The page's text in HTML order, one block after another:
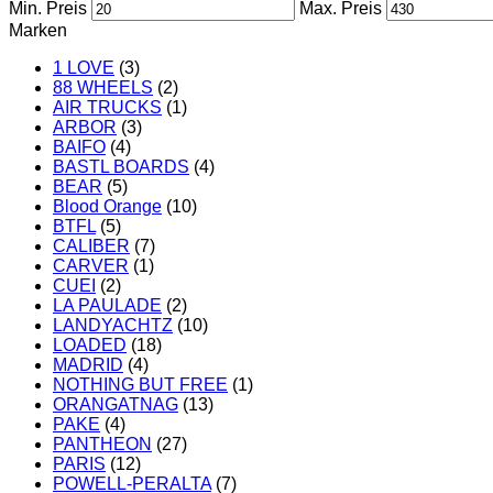
Min. Preis
Max. Preis
Marken
1 LOVE (3)
88 WHEELS (2)
AIR TRUCKS (1)
ARBOR (3)
BAIFO (4)
BASTL BOARDS (4)
BEAR (5)
Blood Orange (10)
BTFL (5)
CALIBER (7)
CARVER (1)
CUEI (2)
LA PAULADE (2)
LANDYACHTZ (10)
LOADED (18)
MADRID (4)
NOTHING BUT FREE (1)
ORANGATNAG (13)
PAKE (4)
PANTHEON (27)
PARIS (12)
POWELL-PERALTA (7)